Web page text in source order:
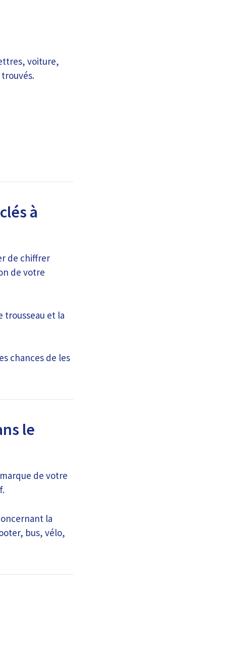
voiture,
à
de chiffrer
de votre
trousseau et la
chances de les
le
de votre
la
bus, vélo,